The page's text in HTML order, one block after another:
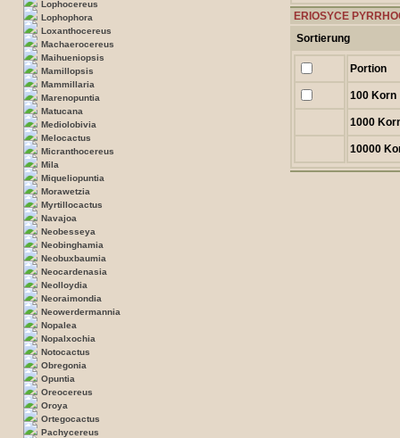
Lophocereus
Lophophora
Loxanthocereus
Machaerocereus
Maihueniopsis
Mamillopsis
Mammillaria
Marenopuntia
Matucana
Mediolobivia
Melocactus
Micranthocereus
Mila
Miqueliopuntia
Morawetzia
Myrtillocactus
Navajoa
Neobesseya
Neobinghamia
Neobuxbaumia
Neocardenasia
Neolloydia
Neoraimondia
Neowerdermannia
Nopalea
Nopalxochia
Notocactus
Obregonia
Opuntia
Oreocereus
Oroya
Ortegocactus
Pachycereus
ERIOSYCE
Sortierung
Portion
100 Korn
1000
10000